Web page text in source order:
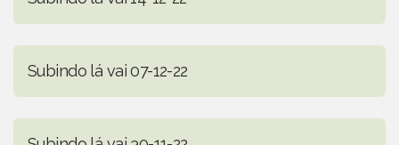
Subindo lá vai 07-12-22